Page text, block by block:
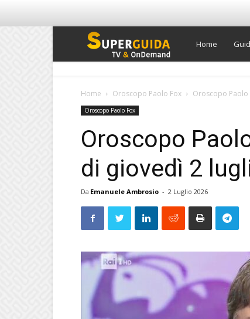
Super
Home
Home Oroscopo Paolo Fox Oroscopo Paolo
Oroscopo Paolo Fox
Oroscopo
di giovedì 2
Da Emanuele Ambrosio - 2 Luglio 2026